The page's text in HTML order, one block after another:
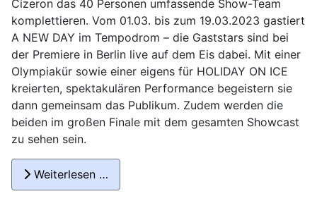
Cizeron das 40 Personen umfassende Show-Team
komplettieren. Vom 01.03. bis zum 19.03.2023 gastiert
A NEW DAY im Tempodrom – die Gaststars sind bei
der Premiere in Berlin live auf dem Eis dabei. Mit einer
Olympiakür sowie einer eigens für HOLIDAY ON ICE
kreierten, spektakulären Performance begeistern sie
dann gemeinsam das Publikum. Zudem werden die
beiden im großen Finale mit dem gesamten Showcast
zu sehen sein.
Weiterlesen …